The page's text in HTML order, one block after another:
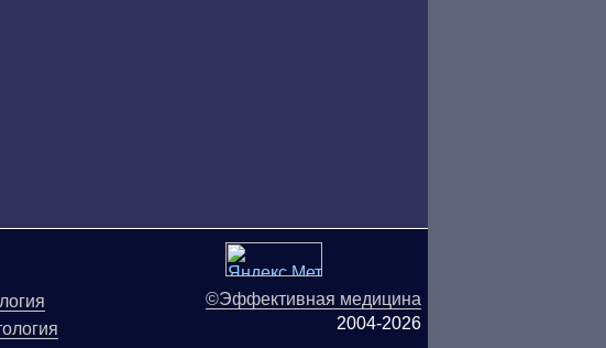
©Эффективная медицина
2004-2026